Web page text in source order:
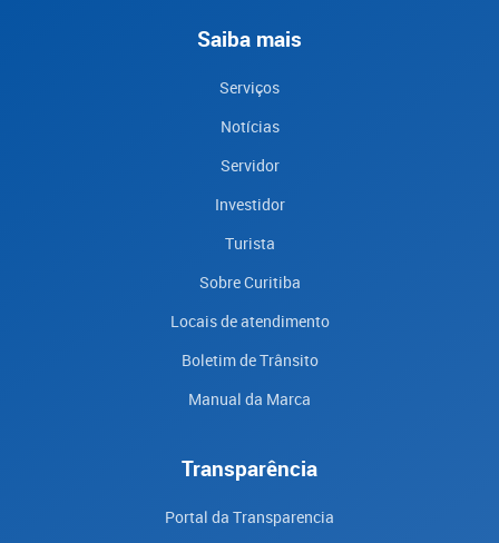
Saiba mais
Serviços
Notícias
Servidor
Investidor
Turista
Sobre Curitiba
Locais de atendimento
Boletim de Trânsito
Manual da Marca
Transparência
Portal da Transparencia